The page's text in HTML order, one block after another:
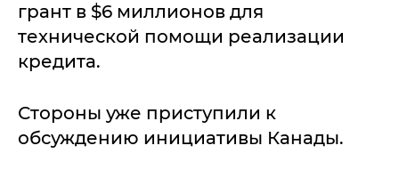
грант в $6 миллионов для
технической помощи реализации
кредита.
Стороны уже приступили к
обсуждению инициативы Канады.